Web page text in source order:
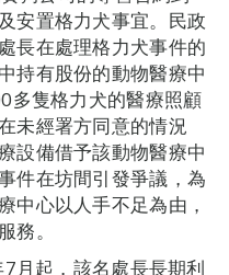
安置格力犬事宜。民政
長在處理格力犬事件的
持有股份的動物醫療中
多隻格力犬的醫療照顧
未經署方同意的情況
設備借予該動物醫療中
件在坊間引發爭議，為
中心以人手不足為由，
務。
月起，該名處長長期利